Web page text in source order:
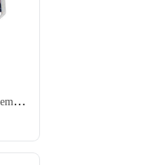
Crossglasögon, Anti-imsystem, Hjälmkompatibel, Vuxen